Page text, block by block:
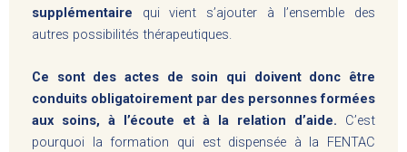
supplémentaire qui vient s’ajouter à l’ensemble des
autres possibilités thérapeutiques.
Ce sont des actes de soin qui doivent donc être
conduits obligatoirement par des personnes formées
aux soins, à l’écoute et à la relation d’aide. C’est
pourquoi la formation qui est dispensée à la FENTAC